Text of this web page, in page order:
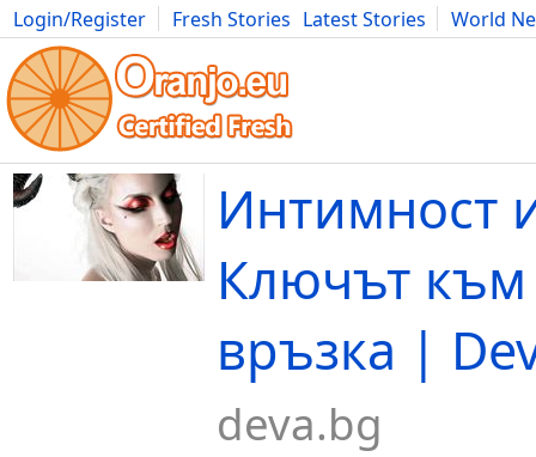
Login/Register Fresh Stories Latest Stories
World
Movies Anime Music Art Cars Advice Science
Интимност
Ключът към
връзка |
deva.bg